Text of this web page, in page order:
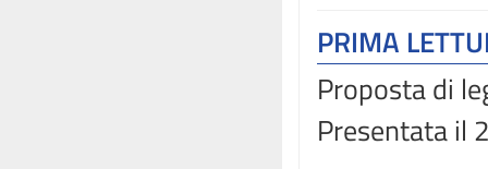
PRIMA
Proposta di
Presentata il